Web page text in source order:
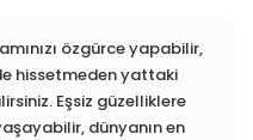
özgürce yapabilir,
hissetmeden yattaki
Eşsiz güzelliklere
dünyanın en